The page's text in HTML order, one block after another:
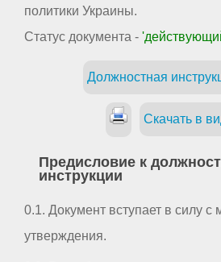
политики Украины.
Статус документа -
Должностная
Скачать в
Предисловие к
инструкции
0.1. Документ вступает в силу с
утверждения.